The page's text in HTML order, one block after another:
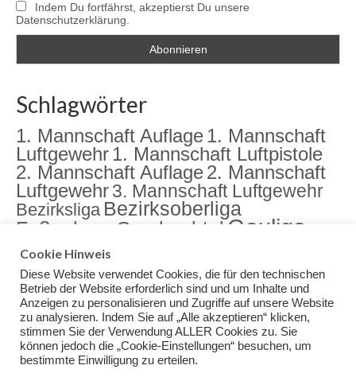
Indem Du fortfährst, akzeptierst Du unsere
Datenschutzerklärung.
Schlagwörter
1. Mannschaft Auflage1. Mannschaft
Luftgewehr1. Mannschaft Luftpistole
2. Mannschaft Auflage2. Mannschaft
Luftgewehr3. Mannschaft Luftgewehr
Bezirksliga Bezirksoberliga
Fußenberg
Gambachtal Gauliga
Jugend Jugendarbeit
meister Meisterschaft Rama Dama Sektion
TrainingVeranstaltungen
Impressum Datenschutz
Cookie Hinweis
Diese Website verwendet Cookies, die für den technischen
Betrieb der Website erforderlich sind und um Inhalte und
Anzeigen zu personalisieren und Zugriffe auf unsere Website
zu analysieren. Indem Sie auf „Alle akzeptieren“ klicken,
stimmen Sie der Verwendung ALLER Cookies zu. Sie
können jedoch die „Cookie-Einstellungen“ besuchen, um
bestimmte Einwilligung zu erteilen.